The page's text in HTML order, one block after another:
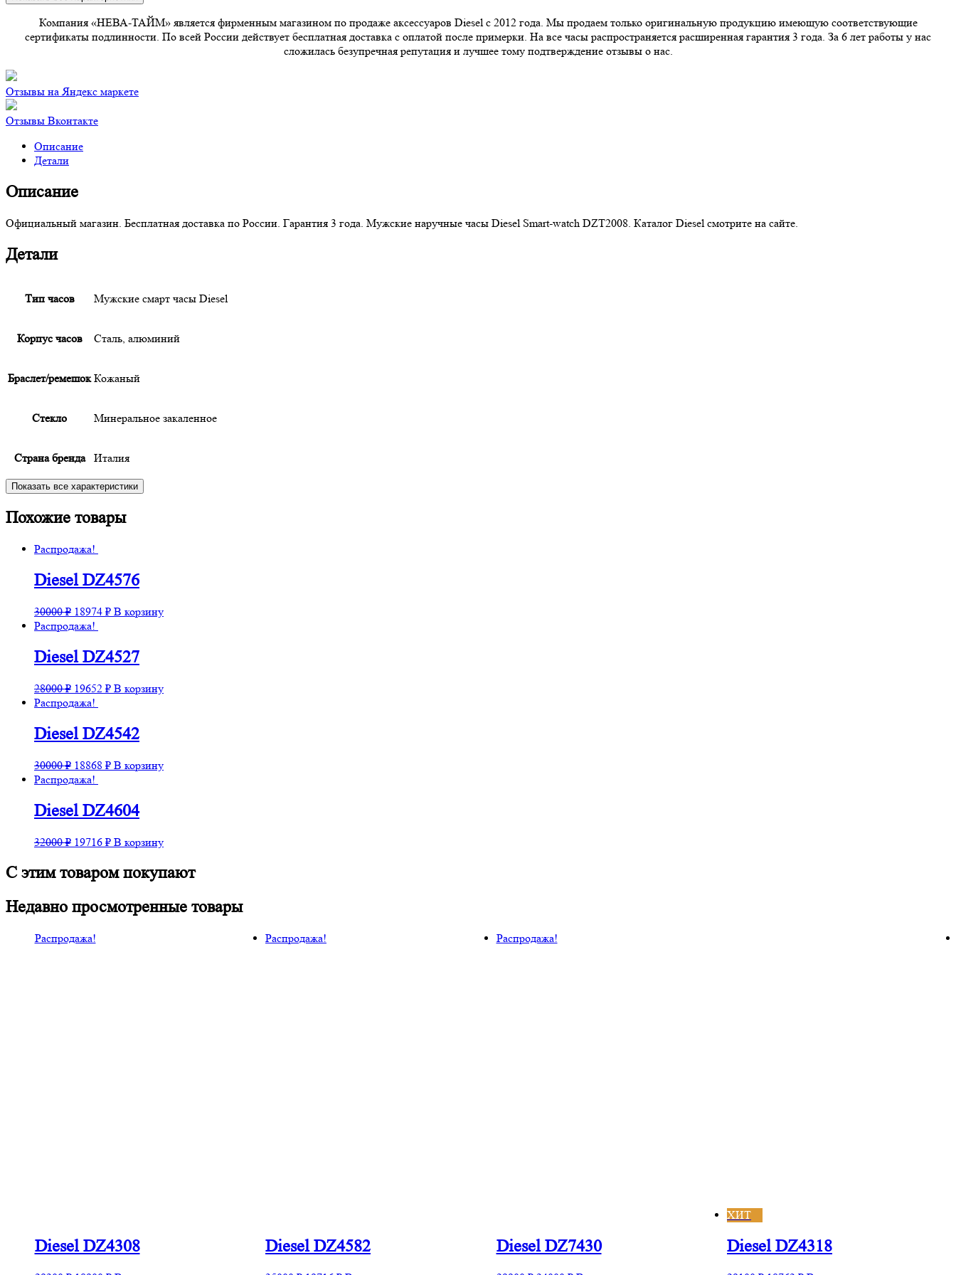
Компания «НЕВА-ТАЙМ» является фирменным магазином по продаже аксессуаров Diesel с 2012 года. Мы продаем только оригинальную продукцию имеющую соответствующие
сертификаты подлинности. По всей России действует бесплатная доставка с оплатой после примерки. На все часы распространяется расширенная гарантия 3 года. За 6 лет работы у нас
сложилась безупречная репутация и лучшее тому подтверждение отзывы о нас.
Отзывы на Яндекс маркете
Отзывы Вконтакте
Описание
Детали
Описание
Официальный магазин. Бесплатная доставка по России. Гарантия 3 года. Мужские наручные часы Diesel Smart-watch DZT2008. Каталог Diesel смотрите на сайте.
Детали
Тип часов Мужские смарт часы Diesel
Корпус часов Сталь, алюминий
Браслет/ремешок Кожаный
Cтекло Минеральное закаленное
Страна бренда Италия
Показать все характеристики
Похожие товары
Распродажа!
Diesel DZ4576
30000₽ Первоначальная
цена
30000 ₽.
18974 ₽Текущая
В корзину
Распродажа!
Diesel DZ4527
28000₽ Первоначальная
цена
28000 ₽.
19652 ₽Текущая
В корзину
Распродажа!
Diesel DZ4542
30000₽ Первоначальная
цена
30000 ₽.
18868 ₽Текущая
В корзину
Распродажа!
Diesel DZ4604
32000₽ Первоначальная
составляла
32000 ₽.
19716 ₽Текущая
19716 ₽.
В корзину
С этим товаром покупают
Недавно просмотренные товары
Распродажа!
Diesel DZ4308
Распродажа!
Diesel DZ4582
Распродажа!
Diesel DZ7430
ХИТ
Diesel DZ4318